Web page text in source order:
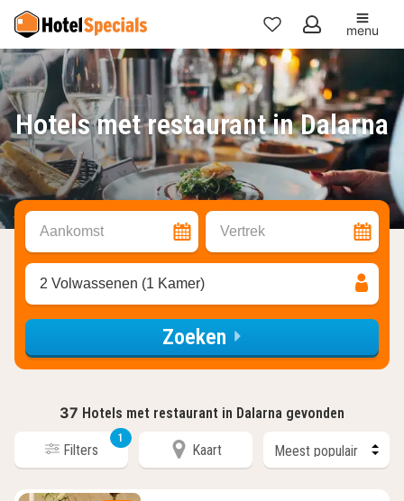
Mijn
favorieten
menu
Hotels met restaurant in Dalarna
Aankomst Vertrek
2 Volwassenen (1 Kamer)
Zoeken
37 Hotels met restaurant in Dalarna gevonden
Filters
1
Kaart